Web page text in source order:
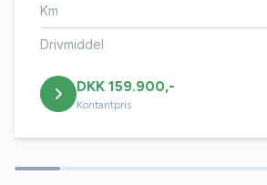
Km
Drivmiddel
DKK 159.900,-
Kontantpris